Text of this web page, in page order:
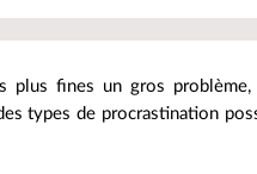
plus fines un gros
types de procrastination